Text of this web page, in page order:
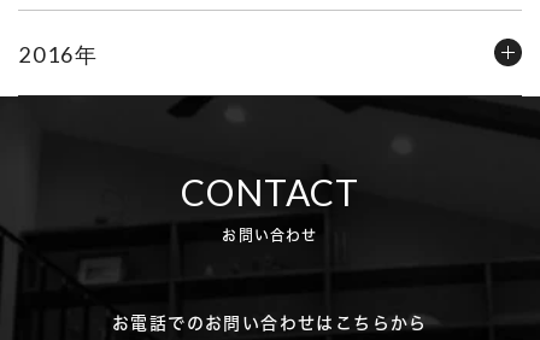
2016年
CONTACT
お問い合わせ
お電話でのお問い合わせはこちらから